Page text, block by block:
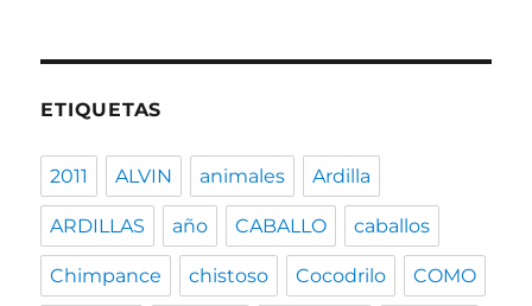
ETIQUETAS
2011 ALVIN animales Ardilla
ARDILLAS año CABALLO caballos
Chimpance chistoso Cocodrilo COMO